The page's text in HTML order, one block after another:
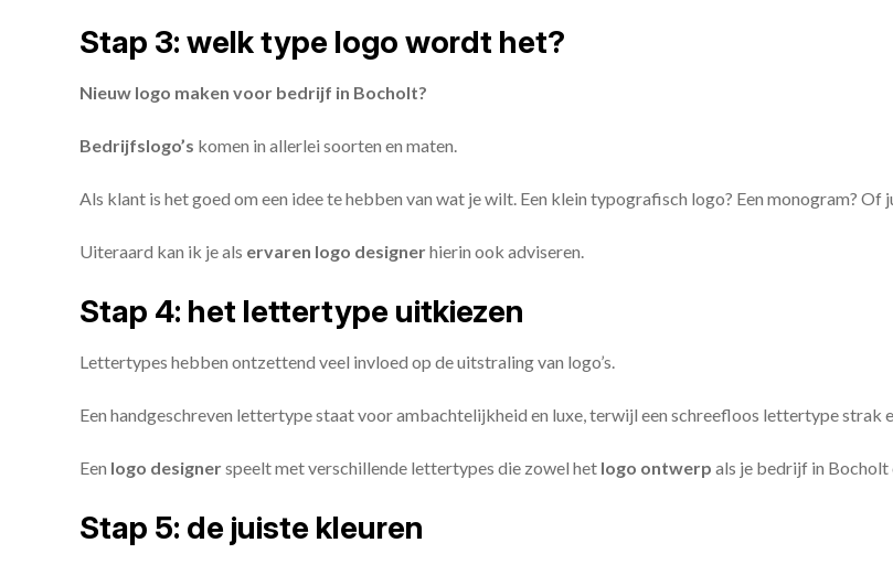
Stap 3: welk type logo wordt het?
Nieuw logo maken voor bedrijf in Bocholt?
Bedrijfslogo’s komen in allerlei soorten en maten.
Als klant is het goed om een idee te hebben van wat je wilt. Een klein typografisch logo? Een monogram?
Uiteraard kan ik je als ervaren logo designerhierin ook adviseren.
Stap 4: het lettertype uitkiezen
Lettertypes hebben ontzettend veel invloed op de uitstraling van logo’s.
Een handgeschreven lettertype staat voor ambachtelijkheid en luxe, terwijl een schreefloos lettertype strak
Een logo designerspeelt met verschillende lettertypes die zowel het logo ontwerp als je bedrijf in Bocholt
Stap 5: de juiste kleuren